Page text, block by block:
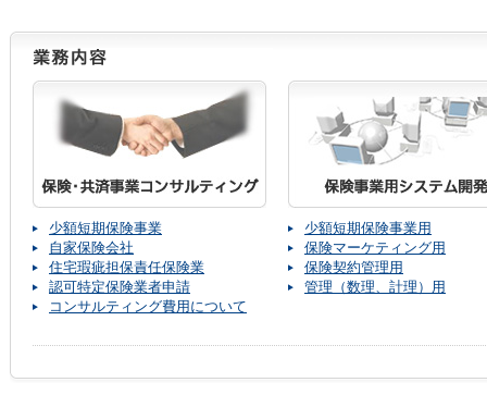
少額短期保険事業
自家保険会社
住宅瑕疵担保責任保険業
認可特定保険業者申請
コンサルティング費用について
少額短期保険事業用
保険マーケティング用
保険契約管理用
管理（数理、計理）用